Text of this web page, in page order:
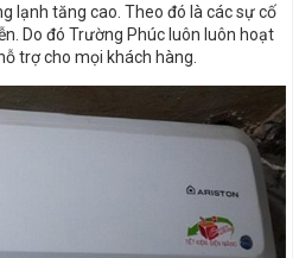
lạnh tăng cao. Theo đó là các sự cố
Do đó Trường Phúc luôn luôn hoạt
trợ cho mọi khách hàng.